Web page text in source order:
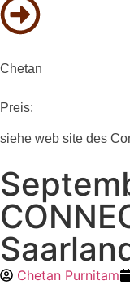
Chetan
Preis:
siehe web site des
Chetan Purnitam